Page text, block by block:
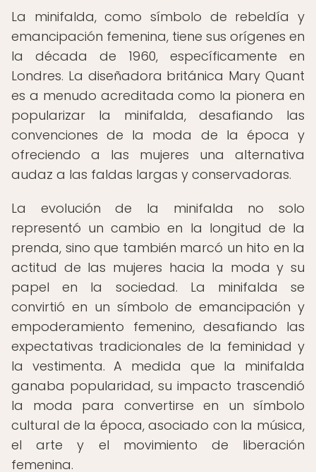
La minifalda, como símbolo de rebeldía y
emancipación femenina, tiene sus orígenes en
la década de 1960, específicamente en
Londres. La diseñadora británica Mary Quant
es a menudo acreditada como la pionera en
popularizar la minifalda, desafiando las
convenciones de la moda de la época y
ofreciendo a las mujeres una alternativa
audaz a las faldas largas y conservadoras.
La evolución de la minifalda no solo
representó un cambio en la longitud de la
prenda, sino que también marcó un hito en la
actitud de las mujeres hacia la moda y su
papel en la sociedad. La minifalda se
convirtió en un símbolo de emancipación y
empoderamiento femenino, desafiando las
expectativas tradicionales de la feminidad y
la vestimenta. A medida que la minifalda
ganaba popularidad, su impacto trascendió
la moda para convertirse en un símbolo
cultural de la época, asociado con la música,
el arte y el movimiento de liberación
femenina.